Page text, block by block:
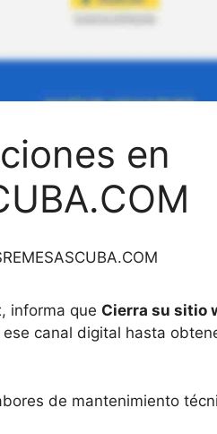
en
informa que Cierra su sitio
canal digital hasta
de mantenimiento